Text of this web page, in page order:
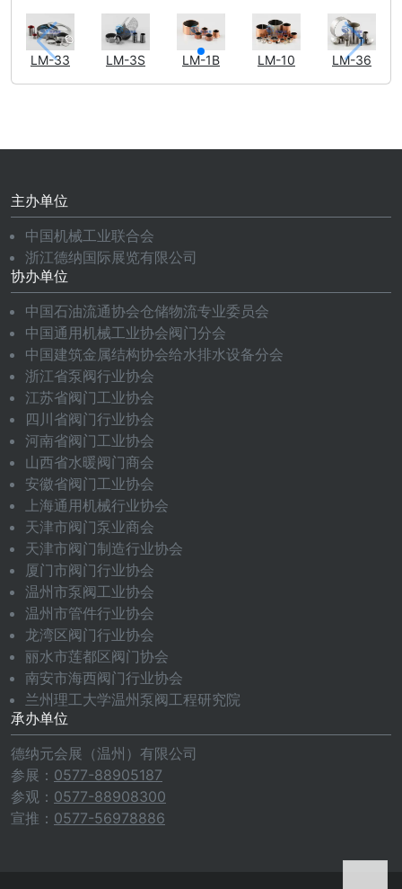
LM-33 LM-3S LM-1B LM-10 LM-36
主办单位
中国机械工业联合会
浙江德纳国际展览有限公司
协办单位
中国石油流通协会仓储物流专业委员会
中国通用机械工业协会阀门分会
中国建筑金属结构协会给水排水设备分会
浙江省泵阀行业协会
江苏省阀门工业协会
四川省阀门行业协会
河南省阀门工业协会
山西省水暖阀门商会
安徽省阀门工业协会
上海通用机械行业协会
天津市阀门泵业商会
天津市阀门制造行业协会
厦门市阀门行业协会
温州市泵阀工业协会
温州市管件行业协会
龙湾区阀门行业协会
丽水市莲都区阀门协会
南安市海西阀门行业协会
兰州理工大学温州泵阀工程研究院
承办单位
德纳元会展（温州）有限公司
参展： 0577-88905187
参观： 0577-88908300
宣推： 0577-56978886